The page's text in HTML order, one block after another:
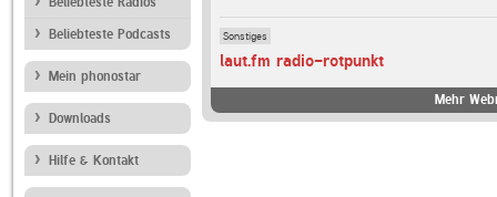
Beliebteste Podcasts
Mein phonostar
Downloads
Hilfe & Kontakt
Sonstiges
laut.fm radio-rotpunkt
Mehr